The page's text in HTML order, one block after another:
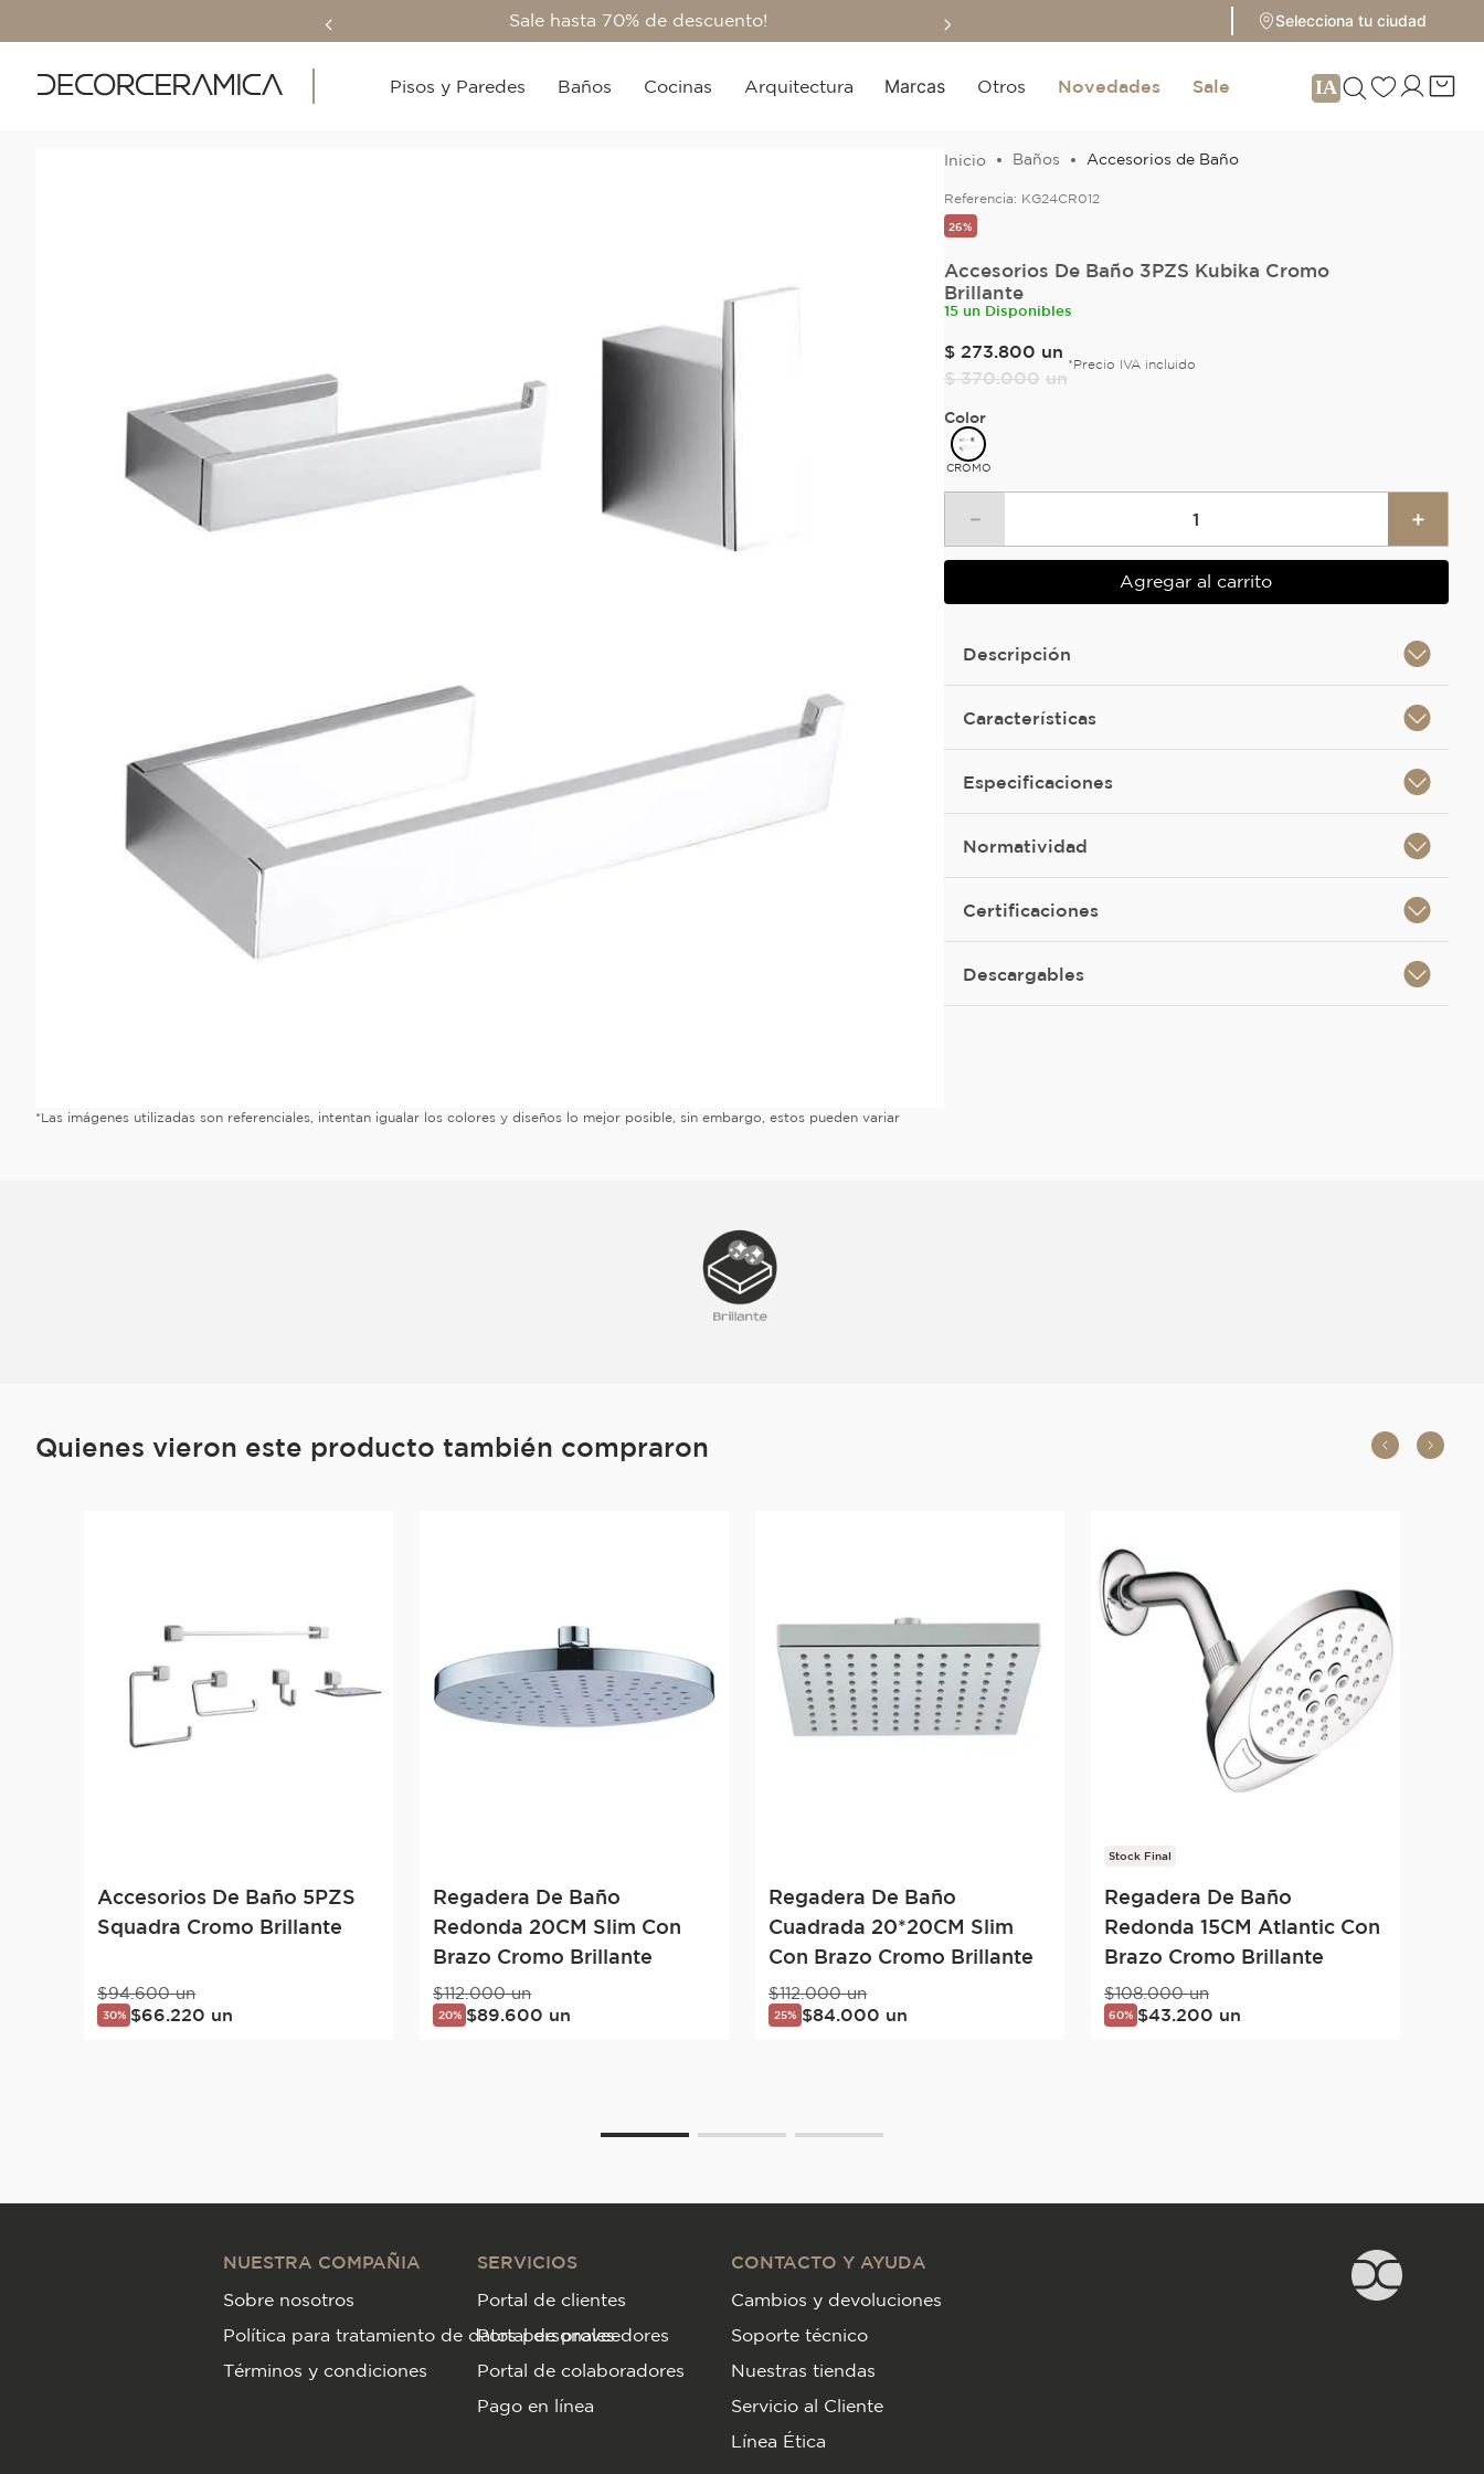
Sale hasta 70% de descuento! Selecciona tu ciudad
Pisos y Paredes Baños Cocinas Arquitectura Marcas Otros Novedades Sale
*Las imágenes utilizadas son referenciales, intentan igualar los colores y diseños lo mejor posible, sin embargo, estos pueden variar
Baños Accesorios de Baño
Referencia: KG24CR012
26%
Accesorios De Baño 3PZS Kubika Cromo
Brillante
15 un Disponibles
$ 273.800 un
$ 370.000 un
*Precio IVA incluido
Color
CROMO
＋
－
Agregar al carrito
Descripción
Características
Especificaciones
Normatividad
Certificaciones
Descargables
Quienes vieron este producto también compraron
Accesorios De Baño 5PZS
Squadra Cromo Brillante
$94.600 un
30% $66.220 un
Regadera De Baño
Redonda 20CM Slim Con
Brazo Cromo Brillante
$112.000 un
20% $89.600 un
Regadera De Baño
Cuadrada 20*20CM Slim
Con Brazo Cromo Brillante
$112.000 un
25% $84.000 un
Stock Final
Regadera De Baño
Redonda 15CM Atlantic Con
Brazo Cromo Brillante
$108.000 un
60% $43.200 un
NUESTRA COMPAÑIA
Sobre nosotros
Política para tratamiento de datos personales
Términos y condiciones
SERVICIOS
Portal de clientes
Portal de proveedores
Portal de colaboradores
Pago en línea
CONTACTO Y AYUDA
Cambios y devoluciones
Soporte técnico
Nuestras tiendas
Servicio al Cliente
Línea Ética